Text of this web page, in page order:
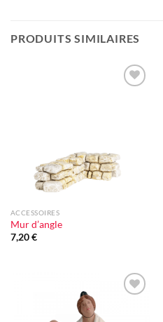
PRODUITS SIMILAIRES
ACCESSOIRES
Mur d’angle
7,20€